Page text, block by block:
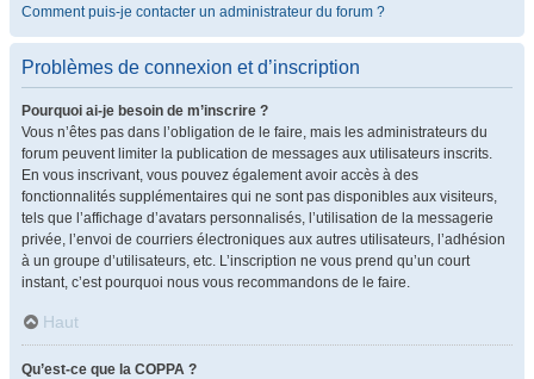
Comment puis-je contacter un administrateur du forum ?
Problèmes de connexion et d’inscription
Pourquoi ai-je besoin de m’inscrire ?
Vous n’êtes pas dans l’obligation de le faire, mais les administrateurs du
forum peuvent limiter la publication de messages aux utilisateurs inscrits.
En vous inscrivant, vous pouvez également avoir accès à des
fonctionnalités supplémentaires qui ne sont pas disponibles aux visiteurs,
tels que l’affichage d’avatars personnalisés, l’utilisation de la messagerie
privée, l’envoi de courriers électroniques aux autres utilisateurs, l’adhésion
à un groupe d’utilisateurs, etc. L’inscription ne vous prend qu’un court
instant, c’est pourquoi nous vous recommandons de le faire.
Haut
Qu’est-ce que la COPPA ?